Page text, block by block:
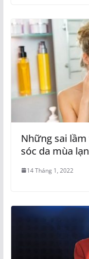
Những sai
sóc da mùa
14 Tháng 1, 2022